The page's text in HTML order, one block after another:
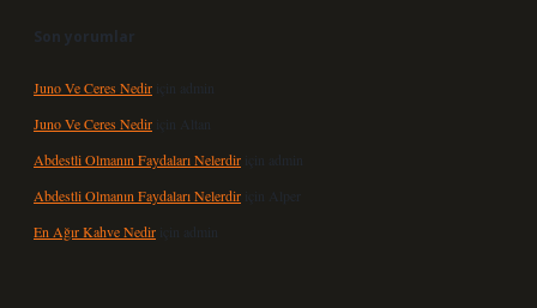
Son yorumlar
Juno Ve Ceres Nedir için
admin
Juno Ve Ceres Nedir için Altan
Abdestli Olmanın Faydaları Nelerdir için
admin
Abdestli Olmanın Faydaları Nelerdir için Alper
En Ağır Kahve Nedir için admin